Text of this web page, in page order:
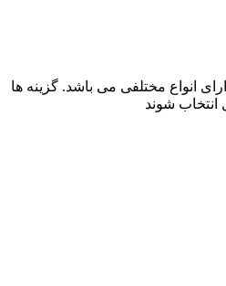
انواع مختلفی می باشد. گزینه ها
شوند